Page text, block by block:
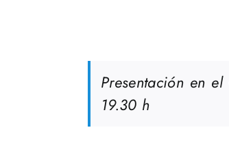
Presentación en el
19.30 h